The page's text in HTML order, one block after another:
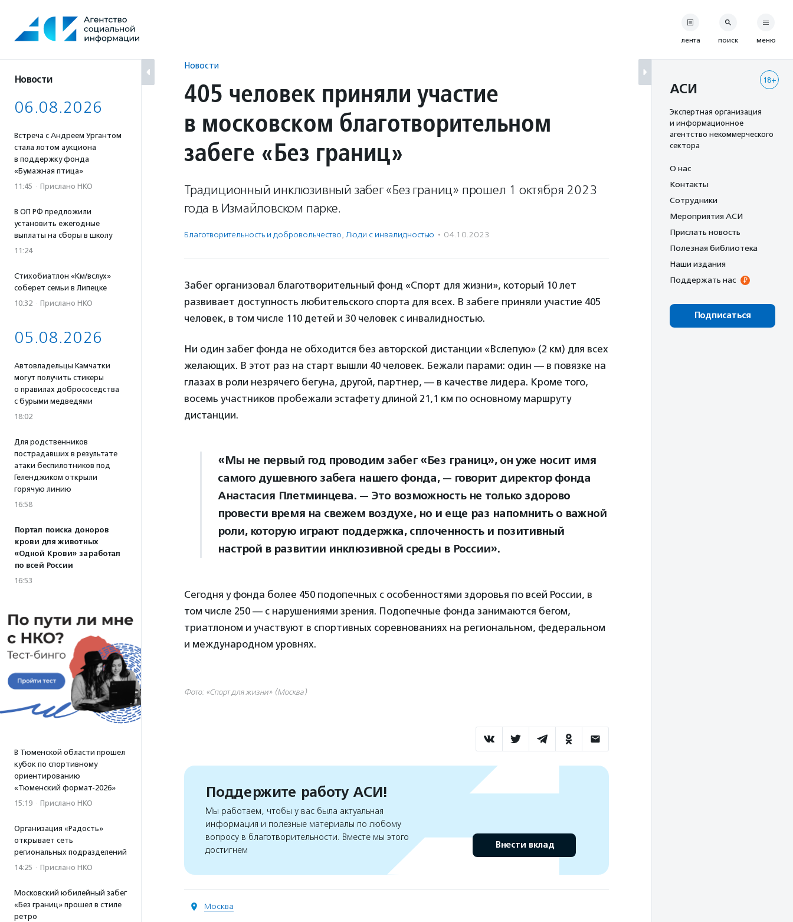
содержанию
Новости
06.08.2026
Встреча с Андреем Ургантом
стала лотом аукциона
в поддержку фонда
«Бумажная птица»
11:45 · Прислано НКО
В ОП РФ предложили
установить ежегодные
выплаты на сборы в школу
11:24
Стихобиатлон «Км/вслух»
соберет семьи в Липецке
10:32 · Прислано НКО
05.08.2026
Автовладельцы Камчатки
могут получить стикеры
о правилах добрососедства
с бурыми медведями
18:02
Для родственников
пострадавших в результате
атаки беспилотников под
Геленджиком открыли
горячую линию
16:58
Портал поиска доноров
крови для животных
«Одной Крови» заработал
по всей России
16:53
В Тюменской области прошел
кубок по спортивному
ориентированию
«Тюменский формат-2026»
15:19 · Прислано НКО
Организация «Радость»
открывает сеть
региональных подразделений
14:25 · Прислано НКО
Московский юбилейный забег
«Без границ» прошел в стиле
ретро
Новости
405 человек приняли участие
в московском благотворительном
забеге «Без границ»
Традиционный инклюзивный забег «Без границ» прошел 1 октября 2023
года в Измайловском парке.
Благотвори­тель­ность и доброволь­чест­во, Люди с инвалидностью · 04.10.2023
Забег организовал благотворительный фонд «Спорт для жизни», который 10 лет
развивает доступность любительского спорта для всех. В забеге приняли участие 405
человек, в том числе 110 детей и 30 человек с инвалидностью.
Ни один забег фонда не обходится без авторской дистанции «Вслепую» (2 км) для всех
желающих. В этот раз на старт вышли 40 человек. Бежали парами: один — в повязке на
глазах в роли незрячего бегуна, другой, партнер, — в качестве лидера. Кроме того,
восемь участников пробежали эстафету длиной 21,1 км по основному маршруту
дистанции.
«Мы не первый год проводим забег «Без границ», он уже носит имя
самого душевного забега нашего фонда, — говорит директор фонда
Анастасия Плетминцева. — Это возможность не только здорово
провести время на свежем воздухе, но и еще раз напомнить о важной
роли, которую играют поддержка, сплоченность и позитивный
настрой в развитии инклюзивной среды в России».
Сегодня у фонда более 450 подопечных с особенностями здоровья по всей России, в
том числе 250 — с нарушениями зрения. Подопечные фонда занимаются бегом,
триатлоном и участвуют в спортивных соревнованиях на региональном, федеральном
и международном уровнях.
Фото: «Спорт для жизни» (Москва)
Поддержите работу АСИ!
Мы работаем, чтобы у вас была актуальная
информация и полезные материалы по любому
вопросу в благотворительности. Вместе мы этого
достигнем
Внести вклад
Москва
лента поиск меню
18+
АСИ
Экспертная организация
и информационное
агентство некоммерческого
сектора
О нас
Контакты
Сотрудники
Мероприятия АСИ
Прислать новость
Полезная библиотека
Наши издания
Поддержать нас
Подписаться